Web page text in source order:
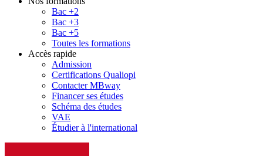
Bac +2
Bac +3
Bac +5
Toutes les formations
Accès rapide
Admission
Certifications Qualiopi
Contacter MBway
Financer ses études
Schéma des études
VAE
Étudier à l'international